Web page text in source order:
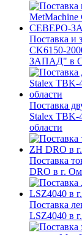
Поставка и
CK6150-
ЗАПАД" в
Поставка
Stalex TBK-
области
Поставка
DRO в г.
Поставка
LSZ4040 в